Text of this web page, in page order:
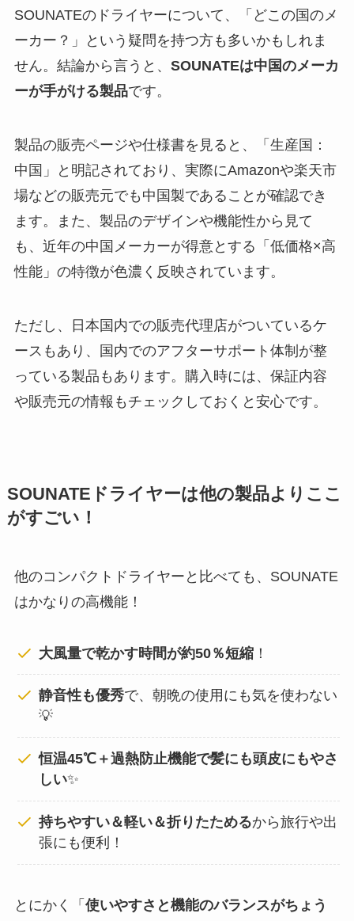
SOUNATEのドライヤーについて、「どこの国のメ
ーカー？」という疑問を持つ方も多いかもしれま
せん。結論から言うと、 SOUNATEは中国のメーカ
ーが手がける製品です。
製品の販売ページや仕様書を見ると、「生産国：
中国」と明記されており、実際にAmazonや楽天市
場などの販売元でも中国製であることが確認でき
ます。また、製品のデザインや機能性から見て
も、近年の中国メーカーが得意とする「低価格×高
性能」の特徴が色濃く反映されています。
ただし、日本国内での販売代理店がついているケ
ースもあり、国内でのアフターサポート体制が整
っている製品もあります。購入時には、保証内容
や販売元の情報もチェックしておくと安心です。
SOUNATEドライヤーは他の製品よりここ
がすごい！
他のコンパクトドライヤーと比べても、SOUNATE
はかなりの高機能！
大風量で乾かす時間が約50％短縮 ！
静音性も優秀で、朝晩の使用にも気を使わない
💡
恒温45℃＋過熱防止機能で髪にも頭皮にもやさ
しい✨
持ちやすい＆軽い＆折りたためるから旅行や出
張にも便利！
とにかく「 使いやすさと機能のバランスがちょう